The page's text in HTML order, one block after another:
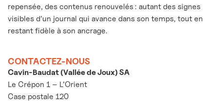
repensée, des contenus renouvelés : autant des signes
visibles d’un journal qui avance dans son temps, tout en
restant fidèle à son ancrage.
CONTACTEZ-NOUS
Cavin-Baudat (Vallée de Joux) SA
Le Crépon 1 – L’Orient
Case postale 120